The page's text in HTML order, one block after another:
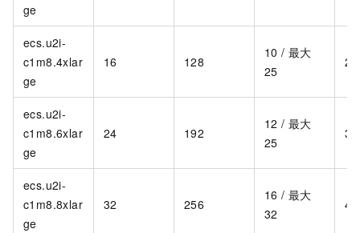
ge
ecs.u2i-
c1m8.4xlar
ge
16 128
10 / 最大
25
ecs.u2i-
c1m8.6xlar
ge
24 192
12 / 最大
25
ecs.u2i-
c1m8.8xlar
ge
32 256
16 / 最大
32